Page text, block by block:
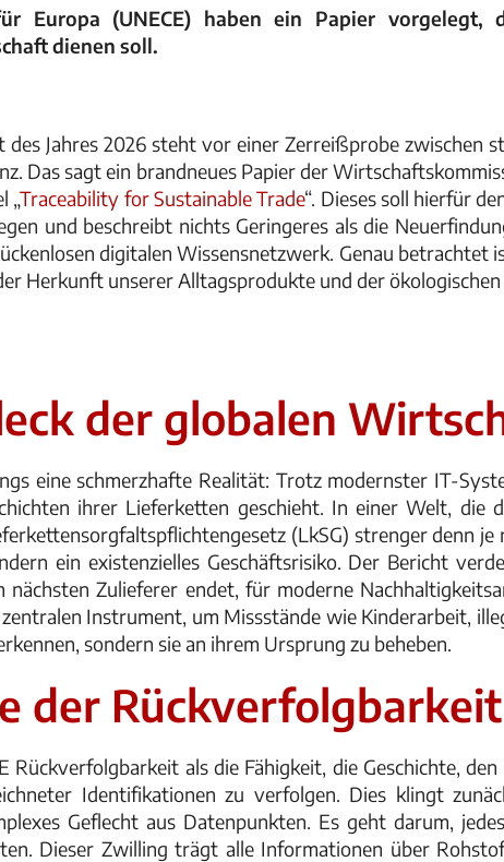
Europa (UNECE) haben ein Papier vorgelegt,
dienen soll.
des Jahres 2026 steht vor einer Zerreißprobe zwischen
Das sagt ein brandneues Papier der
„Traceability for Sustainable Trade“. Dieses soll hierfür
und beschreibt nichts Geringeres als die
digitalen Wissensnetzwerk. Genau betrachtet
Herkunft unserer Alltagsprodukte und der
der globalen
eine schmerzhafte Realität: Trotz modernster IT-
ihrer Lieferketten geschieht. In einer Welt, die
(LkSG) strenger denn
ein existenzielles Geschäftsrisiko. Der Bericht
Zulieferer endet, für moderne
Instrument, um Missstände wie Kinderarbeit,
sondern sie an ihrem Ursprung zu beheben.
der Rückverfolgbarkeit
Rückverfolgbarkeit als die Fähigkeit, die Geschichte,
Identifikationen zu verfolgen. Dies klingt
Geflecht aus Datenpunkten. Es geht darum,
Dieser Zwilling trägt alle Informationen über